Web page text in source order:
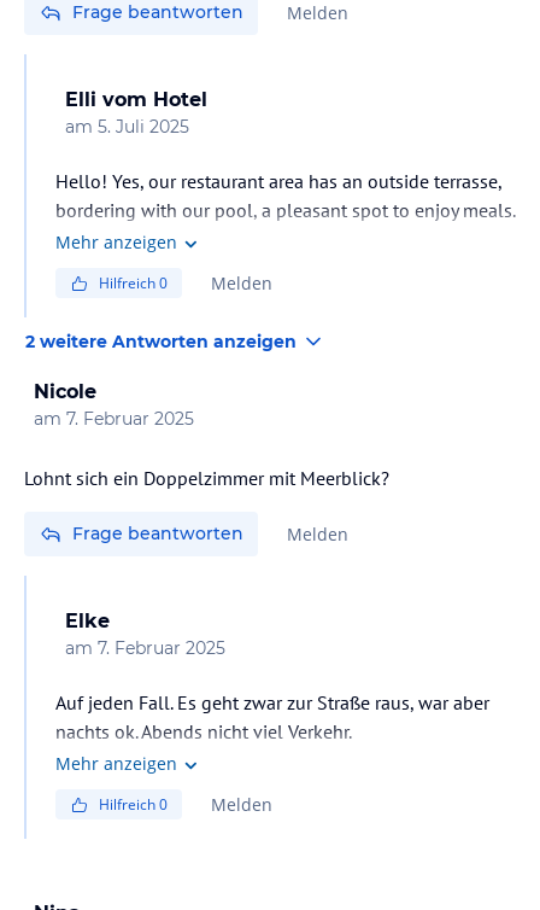
Frage beantworten Melden
Elli vom Hotel
am 5. Juli 2025
Hello! Yes, our restaurant area has an outside terrasse,
bordering with our pool, a pleasant spot to enjoy meals.
Mehr anzeigen
Hilfreich0 Melden
2 weitere Antworten anzeigen
Nicole
am 7. Februar 2025
Lohnt sich ein Doppelzimmer mit Meerblick?
Frage beantworten Melden
Elke
am 7. Februar 2025
Auf jeden Fall. Es geht zwar zur Straße raus, war aber
nachts ok. Abends nicht viel Verkehr.
Mehr anzeigen
Hilfreich0 Melden